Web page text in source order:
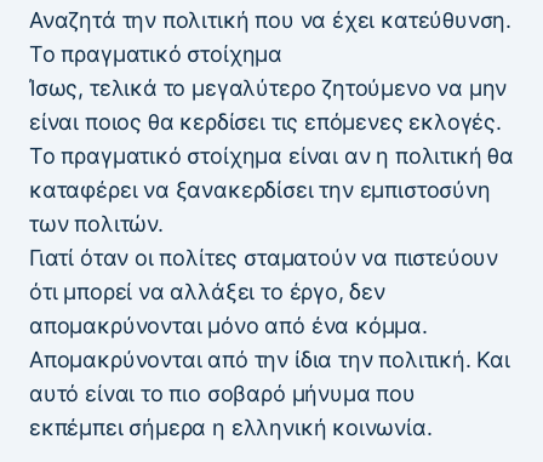
Αναζητά την πολιτική που να έχει κατεύθυνση.
Το πραγματικό στοίχημα
Ίσως, τελικά το μεγαλύτερο ζητούμενο να μην
είναι ποιος θα κερδίσει τις επόμενες εκλογές.
Το πραγματικό στοίχημα είναι αν η πολιτική θα
καταφέρει να ξανακερδίσει την εμπιστοσύνη
των πολιτών.
Γιατί όταν οι πολίτες σταματούν να πιστεύουν
ότι μπορεί να αλλάξει το έργο, δεν
απομακρύνονται μόνο από ένα κόμμα.
Απομακρύνονται από την ίδια την πολιτική. Και
αυτό είναι το πιο σοβαρό μήνυμα που
εκπέμπει σήμερα η ελληνική κοινωνία.